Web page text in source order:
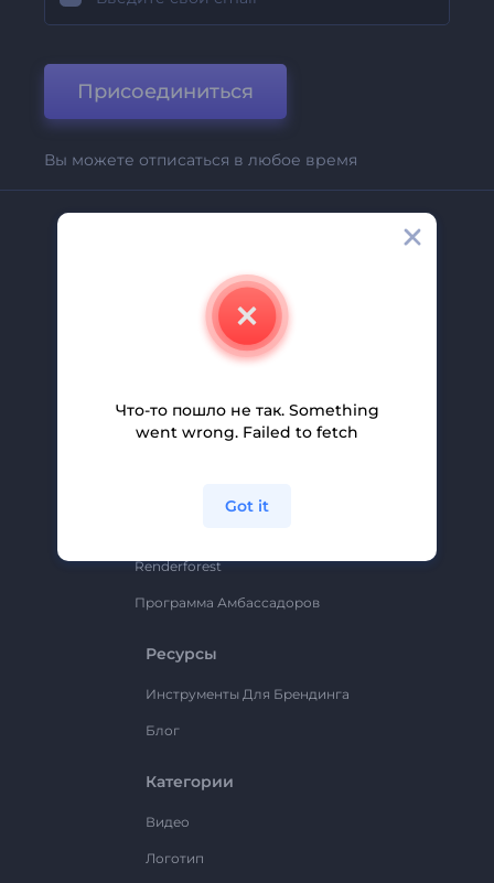
Присоединиться
Вы можете отписаться в любое время
Свяжитесь С Нами
Партнерская Программа
Renderforest
Программа Амбассадоров
Ресурсы
Инструменты Для Брендинга
Блог
Категории
Видео
Логотип
Что-то пошло не так. Something
went wrong. Failed to fetch
Got it